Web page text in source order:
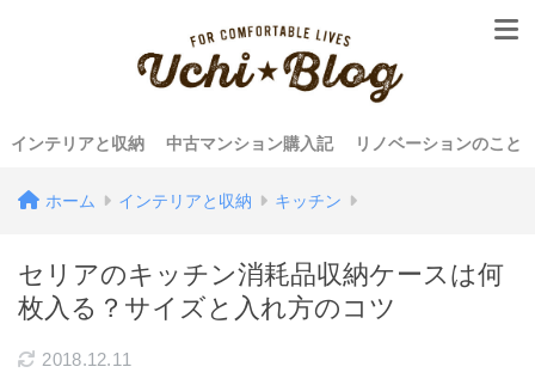
インテリアと収納 中古マンション購入記 リノベーションのこと
ホーム インテリアと収納 キッチン
セリアのキッチン消耗品収納ケースは何
枚入る？サイズと入れ方のコツ
2018.12.11